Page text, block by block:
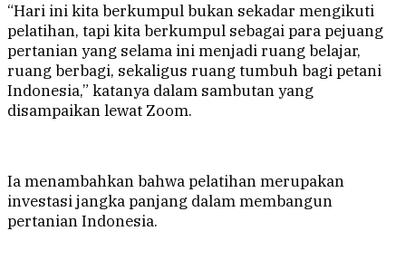
“Hari ini kita berkumpul bukan sekadar mengikuti
pelatihan, tapi kita berkumpul sebagai para pejuang
pertanian yang selama ini menjadi ruang belajar,
ruang berbagi, sekaligus ruang tumbuh bagi petani
Indonesia,” katanya dalam sambutan yang
disampaikan lewat Zoom.
Ia menambahkan bahwa pelatihan merupakan
investasi jangka panjang dalam membangun
pertanian Indonesia.